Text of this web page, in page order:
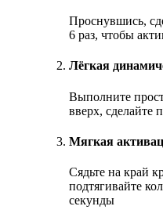
Проснувшись,
6 раз, чтобы
Лёгкая
Выполните
вверх, сделайте
Мягкая
Сядьте на край
подтягивайте
секунды